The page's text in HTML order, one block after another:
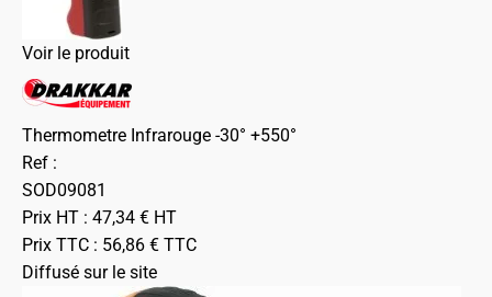
Voir le produit
Thermometre Infrarouge -30° +550°
Ref :
SOD09081
Prix HT : 47,34 € HT
Prix TTC : 56,86 € TTC
Diffusé sur le site